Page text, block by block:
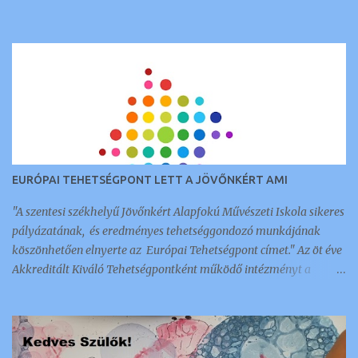
EURÓPAI TEHETSÉGPONT LETT A JÖVŐNKÉRT AMI
"A szentesi székhelyű Jövőnkért Alapfokú Művészeti Iskola sikeres
pályázatának, és eredményes tehetséggondozó munkájának
köszönhetően elnyerte az Európai Tehetségpont címet." Az öt éve
Akkreditált Kiváló Tehetségpontként működő intézményt a
rendelkezik a kontinensen. Az a tehetséggondozó szervezet lehet
Európai Tehetségpont: aki rendelkezik a tehetségek fejlesztésével